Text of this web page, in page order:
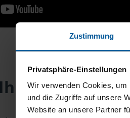
Zustimmung
Privatsphäre-Einstellungen
Wir verwenden Cookies,
und die Zugriffe auf unsere
Website an unsere Partner
Ihr